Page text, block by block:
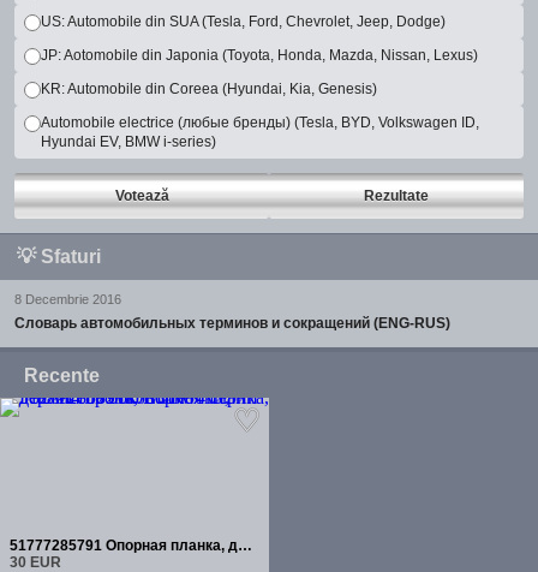
US: Automobile din SUA (Tesla, Ford, Chevrolet, Jeep, Dodge)
JP: Aotomobile din Japonia (Toyota, Honda, Mazda, Nissan, Lexus)
KR: Automobile din Coreea (Hyundai, Kia, Genesis)
Automobile electrice (любые бренды) (Tesla, BYD, Volkswagen ID,
Hyundai EV, BMW i-series)
Votează Rezultate
💡 Sfaturi
8 Decembrie 2016
Словарь автомобильных терминов и сокращений (ENG-RUS)
Recente
51777285791 Опорная планка, держатель боковой юбки, левая сторона, BMW 4 серии F32 M4 F82
30 EUR